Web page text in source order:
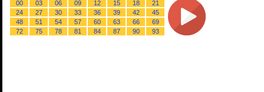
00 03 06 09 12 15 18
21
24
27 30 33 36 39 42
45
48
51 54 57 60 63 66
69
72
75 78 81 84 87 90 93